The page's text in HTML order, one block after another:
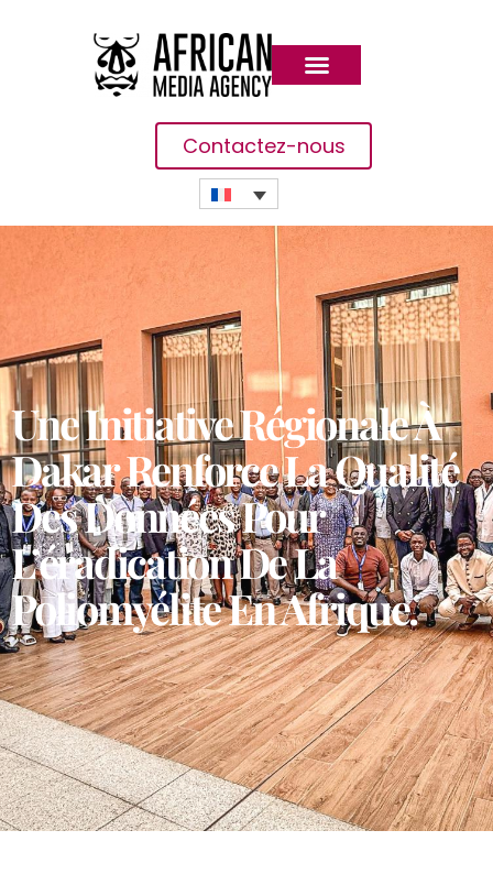
Contactez-nous
Une Initiative Régionale À
Dakar Renforce La Qualité
Des Données Pour
L’éradication De La
Poliomyélite En Afrique.